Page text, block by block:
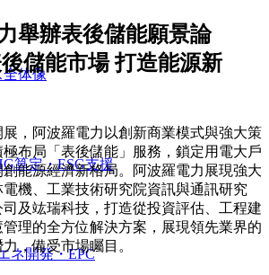
全体像
算定・ESG支援
ネ開発・EPC
舉辦表後儲能願景論
儲能市場 打造能源新
，阿波羅電力以創新商業模式與強大策
布局「表後儲能」服務，鎖定用電大戶
能源經濟新格局。阿波羅電力展現強大
機、工業技術研究院資訊與通訊研究
及竑瑞科技，打造從投資評估、工程建
理的全方位解決方案，展現領先業界的
，備受市場矚目。